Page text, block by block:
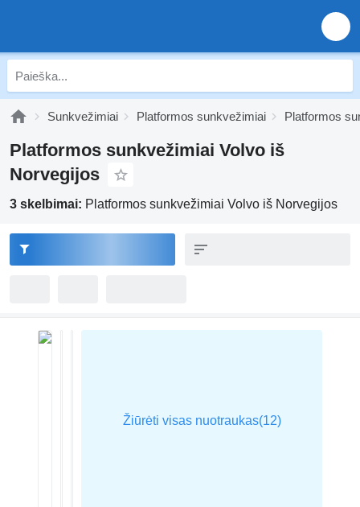
Sunkvežimiai Platformos sunkvežimiai Platformos
Platformos sunkvežimiai Volvo iš
Norvegijos
3 skelbimai: Platformos sunkvežimiai Volvo iš Norvegijos